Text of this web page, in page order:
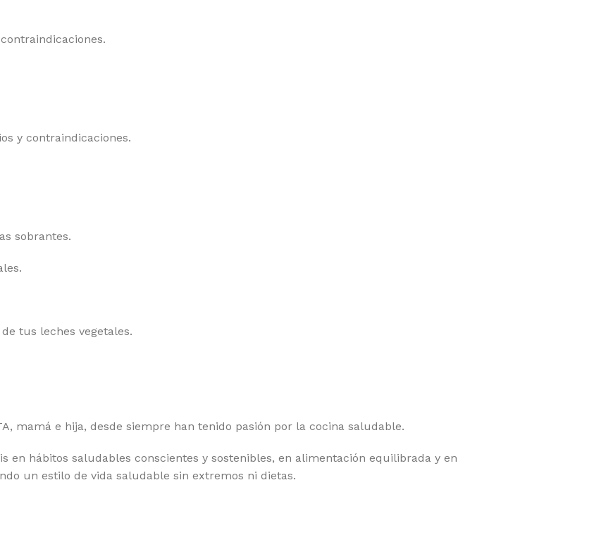
contraindicaciones.
y contraindicaciones.
sobrantes.
tus leches vegetales.
mamá e hija, desde siempre han tenido pasión por la cocina saludable.
en hábitos saludables conscientes y sostenibles, en alimentación equilibrada y en
un estilo de vida saludable sin extremos ni dietas.